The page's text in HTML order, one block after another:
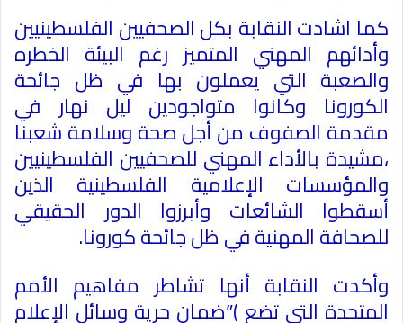
كما اشادت النقابة بكل الصحفيين الفلسطينيين
وأدائهم المهني المتميز رغم البيئة الخطره
والصعبة التي يعملون بها في ظل جائحة
الكورونا وكانوا متواجودين ليل نهار في
مقدمة الصفوف من أجل صحة وسلامة شعبنا
،مشيدة بالأداء المهني للصحفيين الفلسطينيين
والمؤسسات الإعلامية الفلسطينية الذين
أسقطوا الشائعات وأبرزوا الدور الحقيقي
للصحافة المهنية في ظل جائحة كورونا.
وأكدت النقابة أنها تشاطر مفاهيم الأمم
المتحدة التي تضع )”ضمان حرية وسائل الإعلام